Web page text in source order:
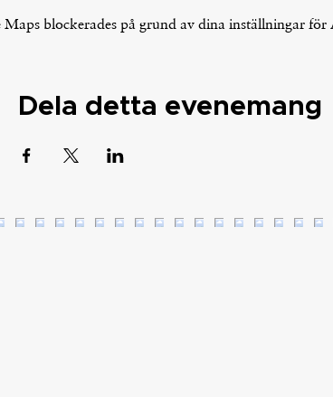
Maps blockerades på grund av dina inställningar
Dela detta evenemang